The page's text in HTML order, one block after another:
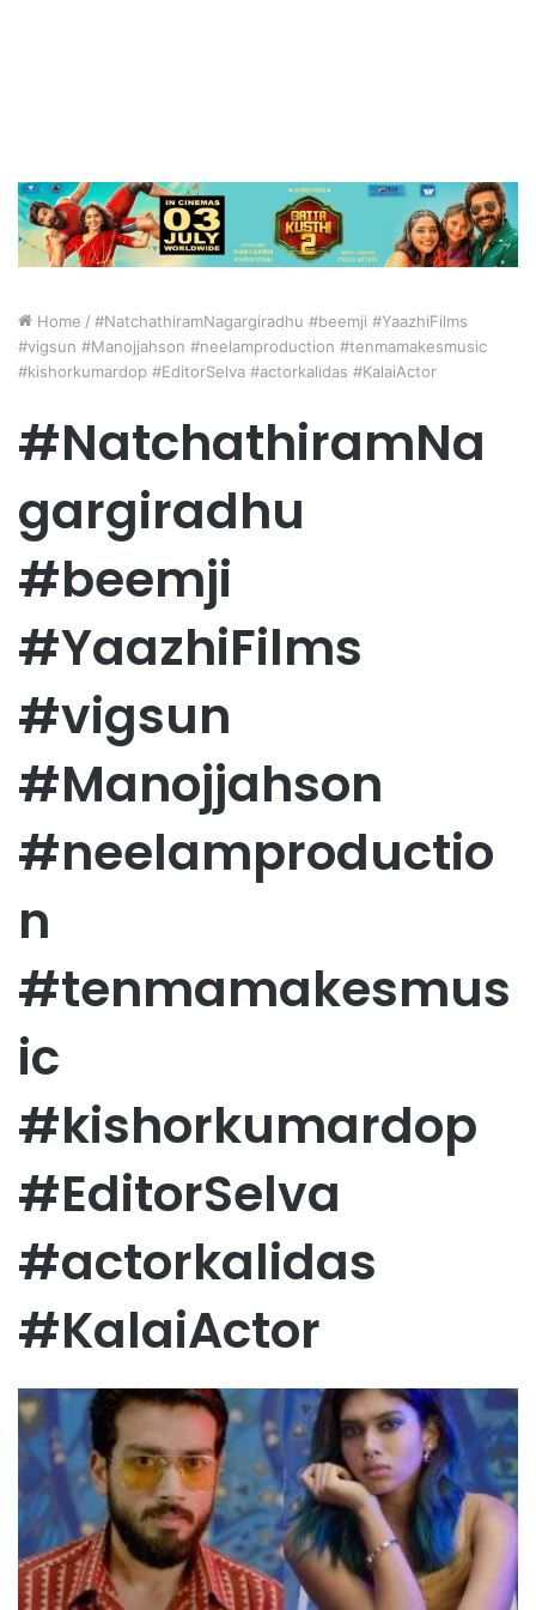
Home / #NatchathiramNagargiradhu #beemji #YaazhiFilms
#vigsun #Manojjahson #neelamproduction #tenmamakesmusic
#kishorkumardop #EditorSelva #actorkalidas #KalaiActor
#NatchathiramNa
gargiradhu
#beemji
#YaazhiFilms
#vigsun
#Manojjahson
#neelamproductio
n
#tenmamakesmus
ic
#kishorkumardop
#EditorSelva
#actorkalidas
#KalaiActor